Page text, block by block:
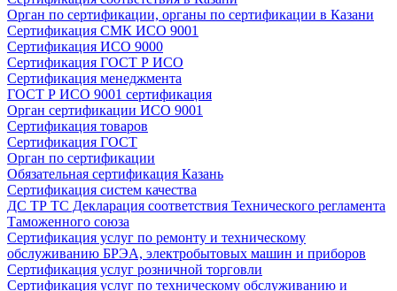
Орган по сертификации, органы по сертификации в Казани
Сертификация СМК ИСО 9001
Сертификация ИСО 9000
Сертификация ГОСТ Р ИСО
Сертификация менеджмента
ГОСТ Р ИСО 9001 сертификация
Орган сертификации ИСО 9001
Сертификация товаров
Сертификация ГОСТ
Орган по сертификации
Обязательная сертификация Казань
Сертификация систем качества
ДС ТР ТС Декларация соответствия Технического регламента
Таможенного союза
Сертификация услуг по ремонту и техническому
обслуживанию БРЭА, электробытовых машин и приборов
Сертификация услуг розничной торговли
Сертификация услуг по техническому обслуживанию и